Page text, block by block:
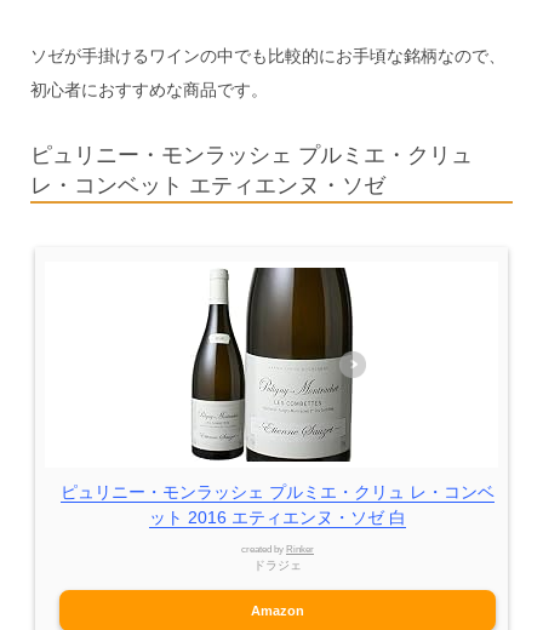
ソゼが手掛けるワインの中でも比較的にお手頃な銘柄なので、
初心者におすすめな商品です。
ピュリニー・モンラッシェ プルミエ・クリュ
レ・コンベット エティエンヌ・ソゼ
ピュリニー・モンラッシェ プルミエ・クリュ レ・コンベ
ット 2016 エティエンヌ・ソゼ 白
created by Rinker
ドラジェ
Amazon